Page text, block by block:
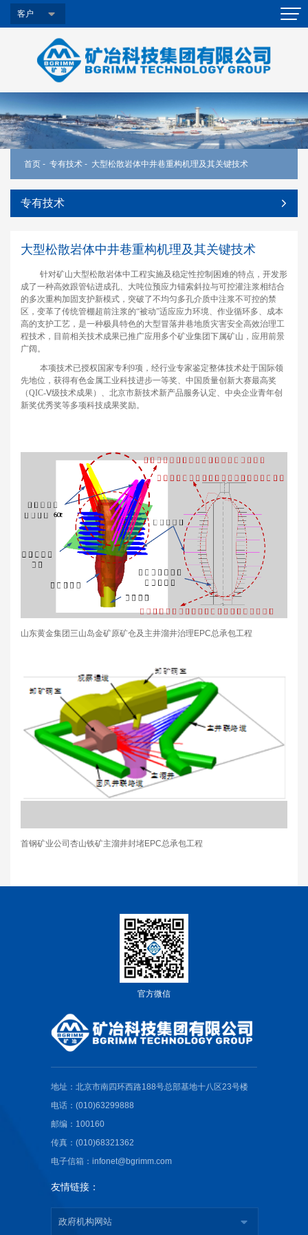
客户
首页 - 专有技术 - 大型松散岩体中井巷重构机理及其关键技术
专有技术
大型松散岩体中井巷重构机理及其关键技术
针对矿山大型松散岩体中工程实施及稳定性控制困难的特点，开发形
成了一种高效跟管钻进成孔、大吨位预应力锚索斜拉与可控灌注浆相结合
的多次重构加固支护新模式，突破了不均匀多孔介质中注浆不可控的禁
区，变革了传统管棚超前注浆的“被动”适应应力环境、作业循环多、成本
高的支护工艺，是一种极具特色的大型冒落井巷地质灾害安全高效治理工
程技术，目前相关技术成果已推广应用多个矿业集团下属矿山，应用前景
广阔。
本项技术已授权国家专利9项，经行业专家鉴定整体技术处于国际领
先地位，获得有色金属工业科技进步一等奖、中国质量创新大赛最高奖
（QIC-Ⅴ级技术成果）、北京市新技术新产品服务认定、中央企业青年创
新奖优秀奖等多项科技成果奖励。
山东黄金集团三山岛金矿原矿仓及主井溜井治理EPC总承包工程
首钢矿业公司杏山铁矿主溜井封堵EPC总承包工程
官方微信
地址：北京市南四环西路188号总部基地十八区23号楼
电话：(010)63299888
邮编：100160
传真：(010)68321362
电子信箱：infonet@bgrimm.com
友情链接：
政府机构网站